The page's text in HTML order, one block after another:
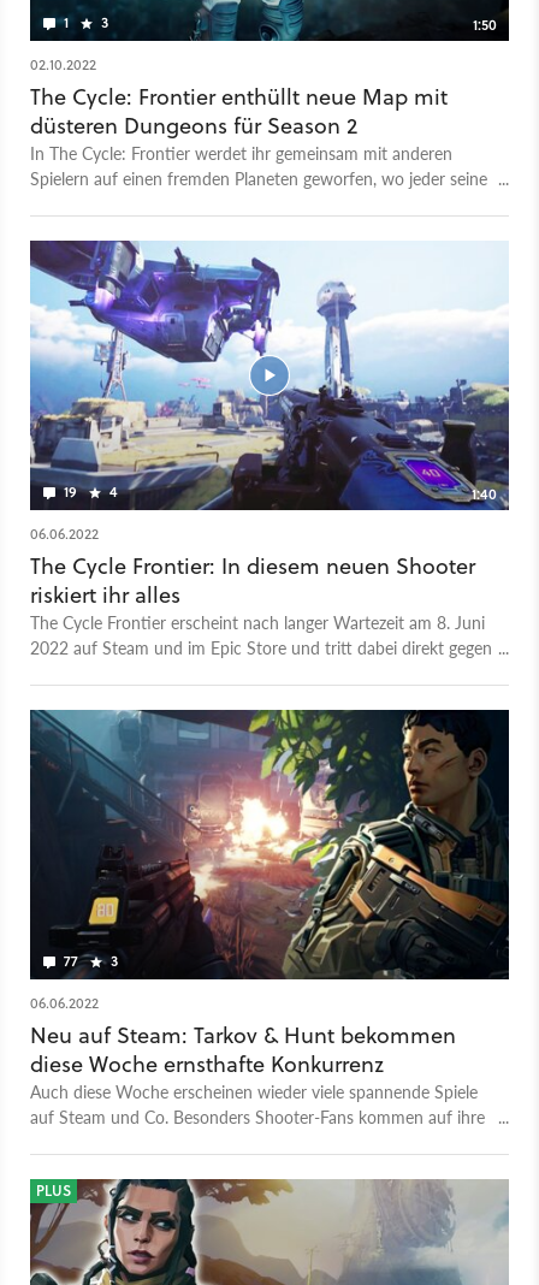
1 3
1:50
02.10.2022
The Cycle: Frontier enthüllt neue Map mit
düsteren Dungeons für Season 2
In The Cycle: Frontier werdet ihr gemeinsam mit anderen
Spielern auf einen fremden Planeten geworfen, wo jeder seine
lang zusammenzuarbeiten, um seine Ziele zu erreichen.
Allerdings besteht stets die Gefahr, dass euch andere Spieler
veraten, um an eure Beute zu kommen. Im Trailer zeigt das
Spiel, was euch in der mittlerweile zweiten Season erwarten
wird. Denn mit der bekommt The Cycle eine ganze Ladung
neuer Inhalte. So gibt es mit Tharsis Island eine komplett neue
Map, aber auch neue Kampagnen-Missionen sowie einen
neuen Battle-Pass, der aus ganzen 100 Leveln besteht. Season
2 ist bereits Ende September gestartet. Ihr könnt also jederzeit
kostenlos in das Spiel einsteigen und sofort selbst den neuen
Content begutachten.
19 4
1:40
06.06.2022
The Cycle Frontier: In diesem neuen Shooter
riskiert ihr alles
The Cycle Frontier erscheint nach langer Wartezeit am 8. Juni
2022 auf Steam und im Epic Store und tritt dabei direkt gegen
beobachten lässt! Auf einem fremden Planeten, der vor
aggressiven Alien-Kreaturen, giftigen Pflanzen, Stürmen und
anderen Gefahren nur so wimmelt, müsst ihr wertvolle
Ressourcen bergen und lebendig mit einem Evakuierungsschiff
entkommen. Einen dicken Strich durch die Rechnung machen
euch dabei unter Umständen nicht nur die Flora & Fauna,
sondern auch andere Spieler! Das Risiko ist hoch: Nur wer
überlebt und es sicher zur Basis zurück schafft, darf aus der
Beute neue Ausrüstung craften. Für wen sich der Shooter aus
Deutschland lohnen könnte, verraten unsere Eindrücke aus
der Closed Beta von The Cycle!
77 3
06.06.2022
Neu auf Steam: Tarkov & Hunt bekommen
diese Woche ernsthafte Konkurrenz
Auch diese Woche erscheinen wieder viele spannende Spiele
auf Steam und Co. Besonders Shooter-Fans kommen auf ihre
PLUS